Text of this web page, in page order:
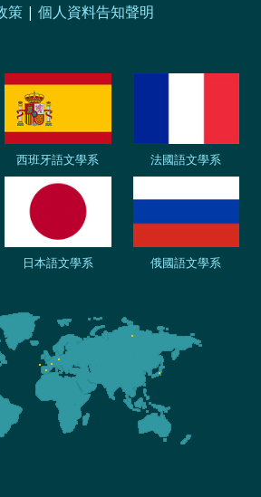
策 | 個人資料告知聲明
西班牙語文學系 法國語文學系
日本語文學系 俄國語文學系